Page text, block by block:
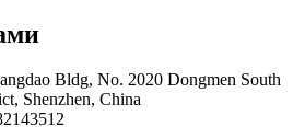
Bldg, No. 2020 Dongmen South
Shenzhen, China